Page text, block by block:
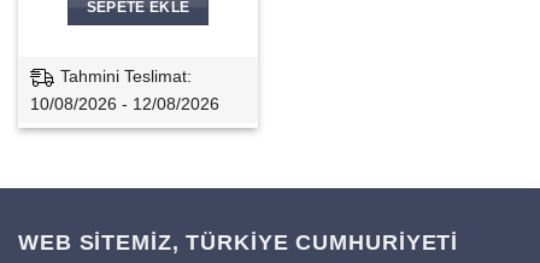
SEPETE EKLE
Tahmini Teslimat:
10/08/2026 - 12/08/2026
WEB SİTEMİZ, TÜRKİYE CUMHURİYETİ